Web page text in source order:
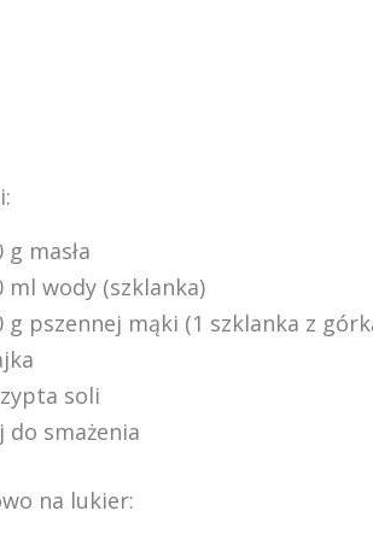
g masła
ml wody (szklanka)
g pszennej mąki (1 szklanka z
soli
do smażenia
na lukier: